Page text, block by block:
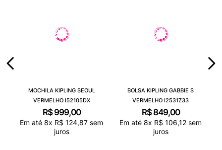
MOCHILA KIPLING SEOUL
VERMELHO I52105DX
R$ 999,00
Em até 8x R$ 124,87 sem
juros
BOLSA KIPLING GABBIE S
VERMELHO I2531Z33
R$ 849,00
Em até 8x R$ 106,12 sem
juros